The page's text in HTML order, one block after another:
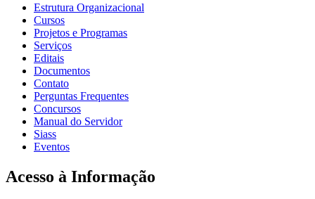
Estrutura Organizacional
Cursos
Projetos e Programas
Serviços
Editais
Documentos
Contato
Perguntas Frequentes
Concursos
Manual do Servidor
Siass
Eventos
Acesso à Informação